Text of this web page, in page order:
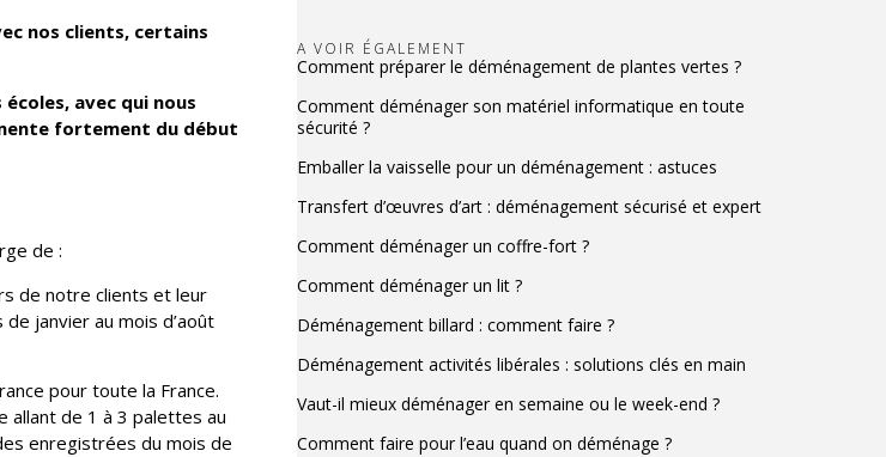
nos clients, certains
avec qui nous
fortement du début
de :
de notre clients et leur
janvier au mois d’août
pour toute la France.
allant de 1 à 3 palettes au
enregistrées du mois de
A VOIR ÉGALEMENT
Comment préparer le déménagement de plantes vertes ?
Comment déménager son matériel informatique en toute
sécurité ?
Emballer la vaisselle pour un déménagement : astuces
Transfert d’œuvres d’art : déménagement sécurisé et expert
Comment déménager un coffre-fort ?
Comment déménager un lit ?
Déménagement billard : comment faire ?
Déménagement activités libérales : solutions clés en main
Vaut-il mieux déménager en semaine ou le week-end ?
Comment faire pour l’eau quand on déménage ?